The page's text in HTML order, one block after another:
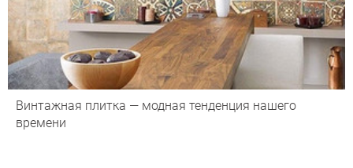
Винтажная плитка — модная тенденция нашего
времени